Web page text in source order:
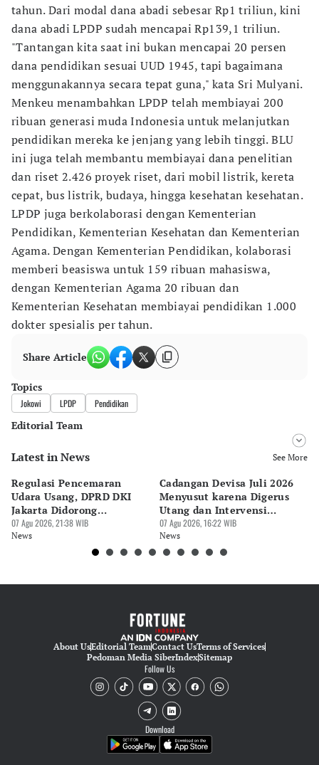
tahun. Dari modal dana abadi sebesar Rp1 triliun, kini
dana abadi LPDP sudah mencapai Rp139,1 triliun.
"Tantangan kita saat ini bukan mencapai 20 persen
dana pendidikan sesuai UUD 1945, tapi bagaimana
menggunakannya secara tepat guna," kata Sri Mulyani.
Menkeu menambahkan LPDP telah membiayai 200
ribuan generasi muda Indonesia untuk melanjutkan
pendidikan mereka ke jenjang yang lebih tinggi. BLU
ini juga telah membantu membiayai dana penelitian
dan riset 2.426 proyek riset, dari mobil listrik, kereta
cepat, bus listrik, budaya, hingga kesehatan kesehatan.
LPDP juga berkolaborasi dengan Kementerian
Pendidikan, Kementerian Kesehatan dan Kementerian
Agama. Dengan Kementerian Pendidikan, kolaborasi
memberi beasiswa untuk 159 ribuan mahasiswa,
dengan Kementerian Agama 20 ribuan dan
Kementerian Kesehatan membiayai pendidikan 1.000
dokter spesialis per tahun.
Share Article
Topics
Jokowi LPDP Pendidikan
Editorial Team
Editor
Editor
Suheriadi .
Latest in News See More
Regulasi Pencemaran
Udara Usang, DPRD DKI
Jakarta Didorong
Prioritaskan Revisi Perda
07 Agu 2026, 21:38 WIB
News
Cadangan Devisa Juli 2026
Menyusut karena Digerus
Utang dan Intervensi
Rupiah
07 Agu 2026, 16:22 WIB
News
About UsEditorial TeamContact UsTerms of Services
Pedoman Media SiberIndexSitemap
Follow Us
Download